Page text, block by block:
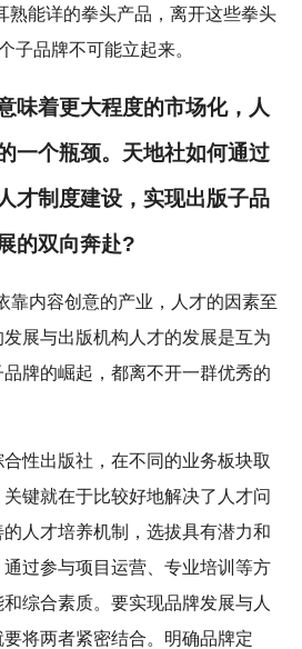
熟能详的拳头产品，离开这些拳头
子品牌不可能立起来。
味着更大程度的市场化，人
一个瓶颈。天地社如何通过
才制度建设，实现出版子品
的双向奔赴?
靠内容创意的产业，人才的因素至
展与出版机构人才的发展是互为
牌的崛起，都离不开一群优秀的
性出版社，在不同的业务板块取
键就在于比较好地解决了人才问
人才培养机制，选拔具有潜力和
过参与项目运营、专业培训等方
综合素质。要实现品牌发展与人
将两者紧密结合。明确品牌定